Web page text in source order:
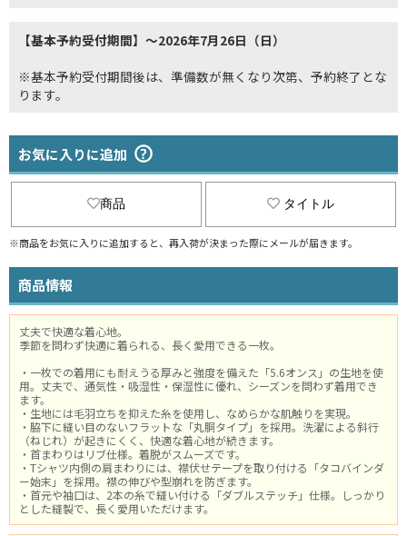
【基本予約受付期間】～2026年7月26日（日）
※基本予約受付期間後は、準備数が無くなり次第、予約終了とな
ります。
お気に入りに追加
商品 タイトル
※商品をお気に入りに追加すると、再入荷が決まった際にメールが届きます。
商品情報
丈夫で快適な着心地。
季節を問わず快適に着られる、長く愛用できる一枚。
・一枚での着用にも耐えうる厚みと強度を備えた「5.6オンス」の生地を使
用。丈夫で、通気性・吸湿性・保湿性に優れ、シーズンを問わず着用でき
ます。
・生地には毛羽立ちを抑えた糸を使用し、なめらかな肌触りを実現。
・脇下に縫い目のないフラットな「丸胴タイプ」を採用。洗濯による斜行
（ねじれ）が起きにくく、快適な着心地が続きます。
・首まわりはリブ仕様。着脱がスムーズです。
・Tシャツ内側の肩まわりには、襟伏せテープを取り付ける「タコバインダ
ー始末」を採用。襟の伸びや型崩れを防ぎます。
・首元や袖口は、2本の糸で縫い付ける「ダブルステッチ」仕様。しっかり
とした縫製で、長く愛用いただけます。